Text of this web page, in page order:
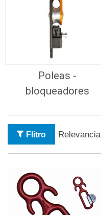
Poleas -
bloqueadores
Flitro Relevancia